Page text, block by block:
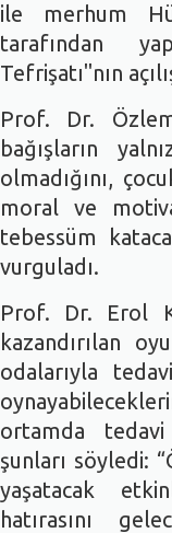
ile merhum
tarafından
Tefrişatı"nın
Prof. Dr. Özlem
bağışların
olmadığını,
moral ve
tebessüm
vurguladı.
Prof. Dr. Erol
kazandırılan
odalarıyla
ortamda
şunları söyledi:
yaşatacak
hatırasını